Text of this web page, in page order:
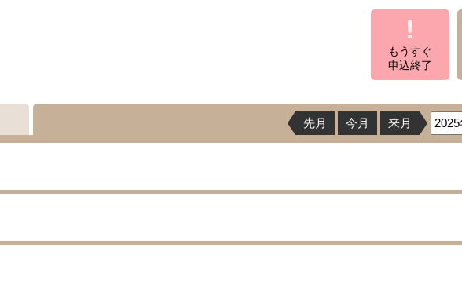
もうすぐ
申込終了
先月 今月 来月